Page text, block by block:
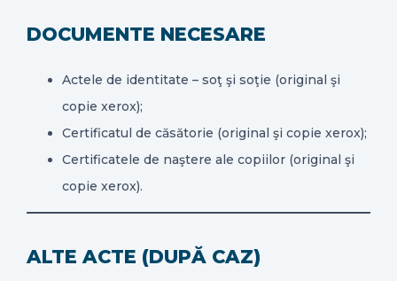
DOCUMENTE NECESARE
Actele de identitate – soţ şi soţie (original şi
copie xerox);
Certificatul de căsătorie (original şi copie xerox);
Certificatele de naştere ale copiilor (original şi
copie xerox).
ALTE ACTE (DUPĂ CAZ)